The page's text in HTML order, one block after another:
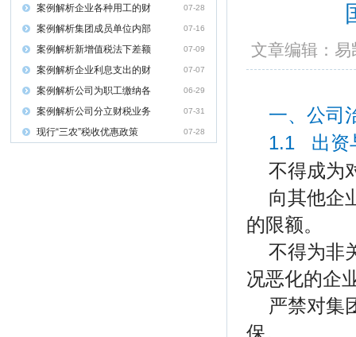
案例解析企业各种用工的财 07-28
案例解析集团成员单位内部 07-16
案例解析新增值税法下差额 07-09
案例解析企业利息支出的财 07-07
案例解析公司为职工缴纳各 06-29
案例解析公司分立财税业务 07-31
现行“三农”税收优惠政策 07-28
文章编辑
一、公司
1.1 出资
不得成为
向其他企
的限额。
不得为非
况恶化的企
严禁对集
保。